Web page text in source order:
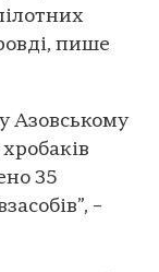
пише
Азовському
35
–